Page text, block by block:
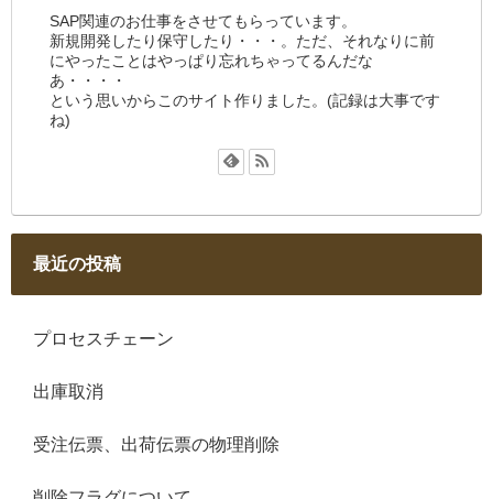
SAP関連のお仕事をさせてもらっています。
新規開発したり保守したり・・・。ただ、それなりに前
にやったことはやっぱり忘れちゃってるんだな
あ・・・・
という思いからこのサイト作りました。(記録は大事です
ね)
最近の投稿
プロセスチェーン
出庫取消
受注伝票、出荷伝票の物理削除